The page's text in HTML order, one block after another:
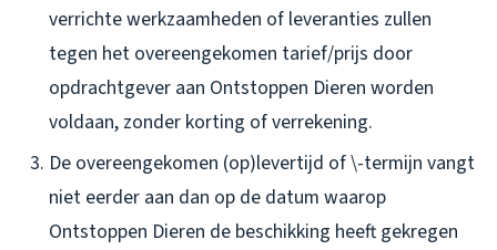
verrichte werkzaamheden of leveranties zullen
tegen het overeengekomen tarief/prijs door
opdrachtgever aan Ontstoppen Dieren worden
voldaan, zonder korting of verrekening.
De overeengekomen (op)levertijd of \-termijn vangt
niet eerder aan dan op de datum waarop
Ontstoppen Dieren de beschikking heeft gekregen